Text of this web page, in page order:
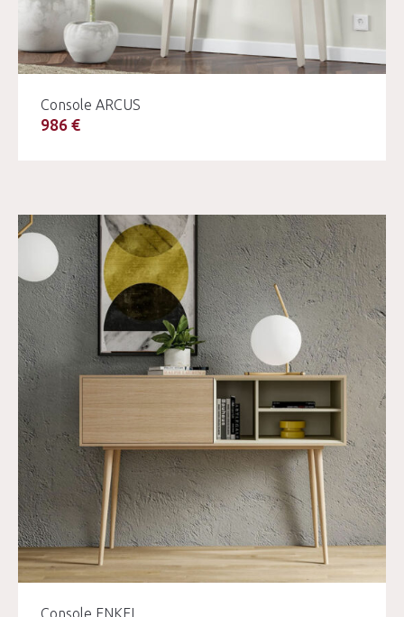
Console ARCUS
986 €